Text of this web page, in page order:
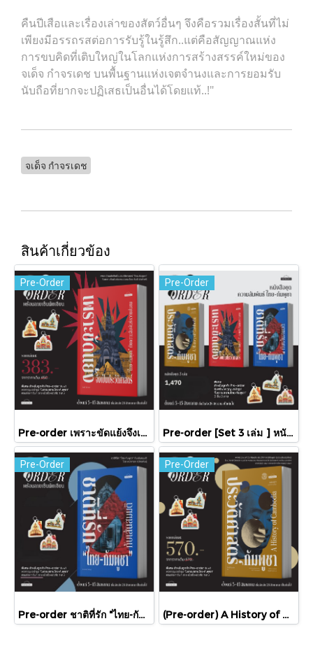
คืนปีเสือและเรื่องเล่าของสัตว์อื่นๆ จึงคือรวมเรื่องสั้นที่ไม่
เพียงมีอรรถรสต่อการรับรู้ในรู้สึก..แต่คือสัญญาณแห่ง
การขบคิดที่เติบใหญ่ในโลกแห่งการสร้างสรรค์ใหม่ของ
จเด็จ กำจรเดช บนพื้นฐานแห่งเจตจำนงและการยอมรับ
นับถือที่ยากจะปฏิเสธเป็นอื่นได้โดยแท้..!"
จเด็จ กำจรเดช
สินค้าเกี่ยวข้อง
Pre-Order
Pre-order เพราะขัดแย้งจึงเป็นประวัติศาสตร์ "ไทย-กัมพูชา" กับความสัมพันธ์หวานปนขม / มติชน
Pre-Order
Pre-order [Set 3 เล่ม ] หนังสือชุดความสัมพันธ์ "ไทย-กัมพูชา" / มติชน
Pre-Order
Pre-order ชาติที่รัก "ไทย-กัมพูชา" กับเส้นสมมติ / พวงทอง ภวัครพันธุ์ / มติชน
Pre-Order
(Pre-order) A History of Cambodia ประวัติศาสตร์กัมพูชา (ฉบับปรับปรุงใหม่) / David Chandler / มติชน